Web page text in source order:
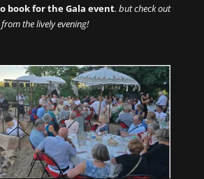
book for the Gala event. but check out
the lively evening!